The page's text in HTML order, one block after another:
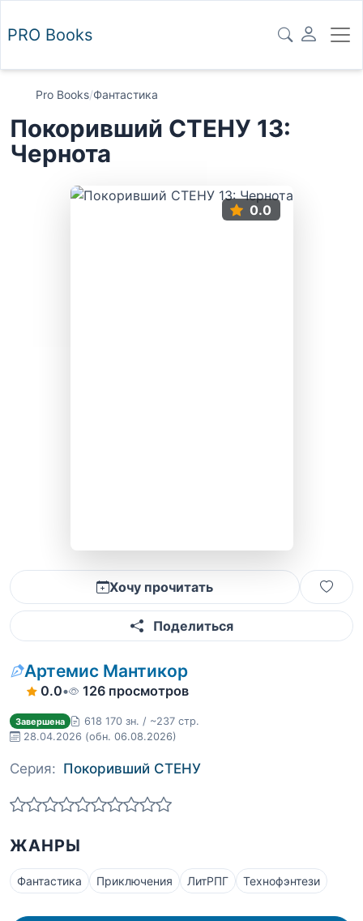
PRO Books
Pro Books/Фантастика
Покоривший СТЕНУ 13:
Чернота
0.0
Хочу прочитать
Поделиться
Артемис Мантикор
0.0• 126 просмотров
Завершена
618 170 зн. / ~237 стр.
28.04.2026 (обн. 06.08.2026)
Серия: Покоривший СТЕНУ
ЖАНРЫ
Фантастика Приключения ЛитРПГ Технофэнтези